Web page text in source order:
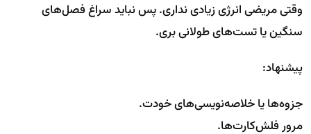
وقتی مریضی انرژی زیادی نداری. پس نباید سراغ فصل‌های
سنگین یا تست‌های طولانی بری.
پیشنهاد:
جزوه‌ها یا خلاصه‌نویسی‌های خودت.
مرور فلش‌کارت‌ها.